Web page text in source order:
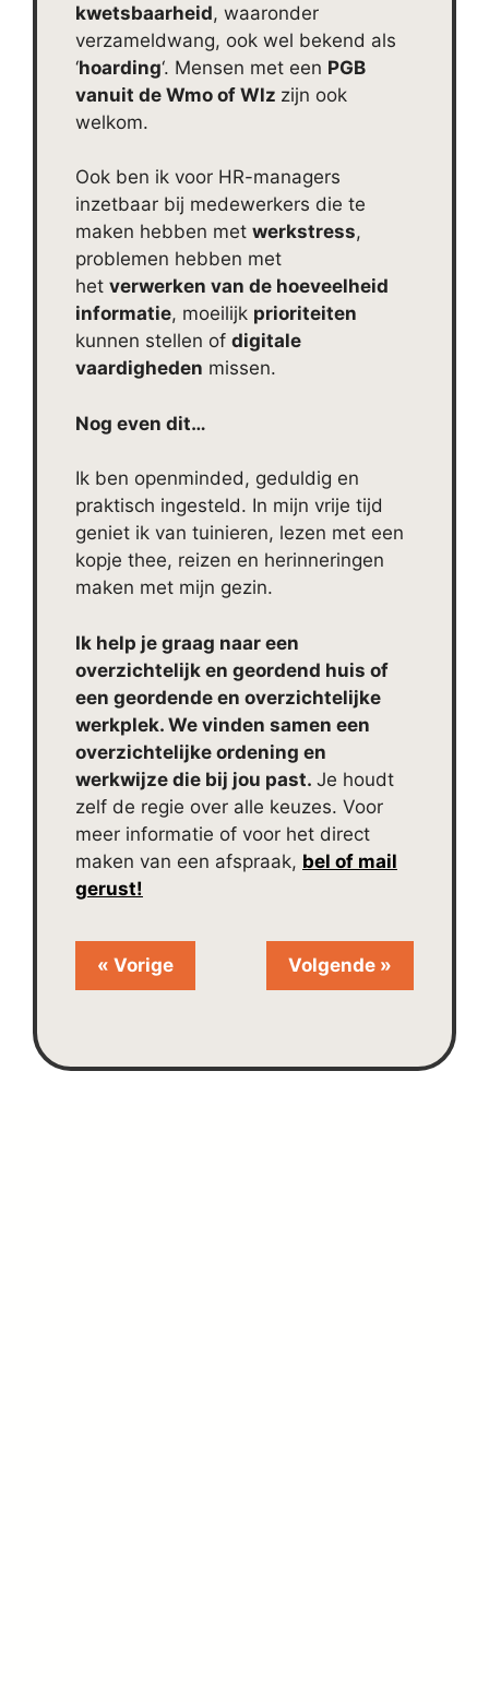
kwetsbaarheid, waaronder
verzameldwang, ook wel bekend als
‘hoarding‘. Mensen met een PGB
vanuit de Wmo of Wlz zijn ook
welkom.
Ook ben ik voor HR-managers
inzetbaar bij medewerkers die te
maken hebben met werkstress,
problemen hebben met
het verwerken van de hoeveelheid
informatie, moeilijk prioriteiten
kunnen stellen of digitale
vaardigheden missen.
Nog even dit…
Ik ben openminded, geduldig en
praktisch ingesteld. In mijn vrije tijd
geniet ik van tuinieren, lezen met een
kopje thee, reizen en herinneringen
maken met mijn gezin.
Ik help je graag naar een
overzichtelijk en geordend huis of
een geordende en overzichtelijke
werkplek. We vinden samen een
overzichtelijke ordening en
werkwijze die bij jou past. Je houdt
zelf de regie over alle keuzes. Voor
meer informatie of voor het direct
maken van een afspraak, bel of mail
gerust!
« Vorige Volgende »